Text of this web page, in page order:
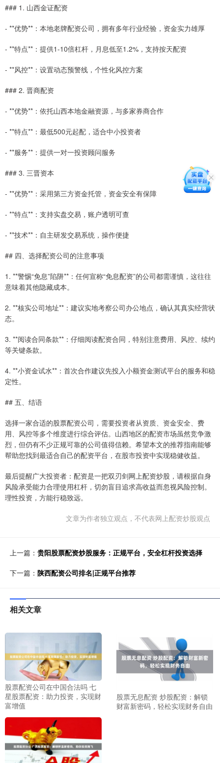
### 1. 山西金证配资
- **优势**：本地老牌配资公司，拥有多年行业经验，资金实力雄厚
- **特点**：提供1-10倍杠杆，月息低至1.2%，支持按天配资
- **风控**：设置动态预警线，个性化风控方案
### 2. 晋商配资
- **优势**：依托山西本地金融资源，与多家券商合作
- **特点**：最低500元起配，适合中小投资者
- **服务**：提供一对一投资顾问服务
### 3. 三晋资本
- **优势**：采用第三方资金托管，资金安全有保障
- **特点**：支持实盘交易，账户透明可查
- **技术**：自主研发交易系统，操作便捷
## 四、选择配资公司的注意事项
1. **警惕“免息”陷阱**：任何宣称“免息配资”的公司都需谨慎，这往往
意味着其他隐藏成本。
2. **核实公司地址**：建议实地考察公司办公地点，确认其真实经营状
态。
3. **阅读合同条款**：仔细阅读配资合同，特别注意费用、风控、续约
等关键条款。
4. **小资金试水**：首次合作建议先投入小额资金测试平台的服务和稳
定性。
## 五、结语
选择一家合适的股票配资公司，需要投资者从资质、资金安全、费
用、风控等多个维度进行综合评估。山西地区的配资市场虽然竞争激
烈，但仍有不少正规可靠的公司值得信赖。希望本文的推荐指南能够
帮助您找到最适合自己的配资平台，在股市投资中实现稳健收益。
最后提醒广大投资者：配资是一把双刃剑网上配资炒股，请根据自身
风险承受能力合理使用杠杆，切勿盲目追求高收益而忽视风险控制。
理性投资，方能行稳致远。
文章为作者独立观点，不代表网上配资炒股观点
上一篇： 贵阳股票配资炒股服务：正规平台，安全杠杆投资选择
下一篇： 陕西配资公司排名|正规平台推荐
相关文章
股票配资公司在中国合法吗 七
星股票配资：助力投资，实现财
富增值
股票无息配资 炒股配资：解锁
财富新密码，轻松实现财务自由